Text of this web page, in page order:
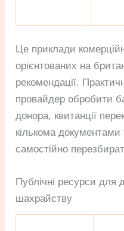
Це приклади
орієнтованих на
рекомендації.
провайдер обробити
донора, квитанції
кількома
самостійно
Публічні ресурси для
шахрайству